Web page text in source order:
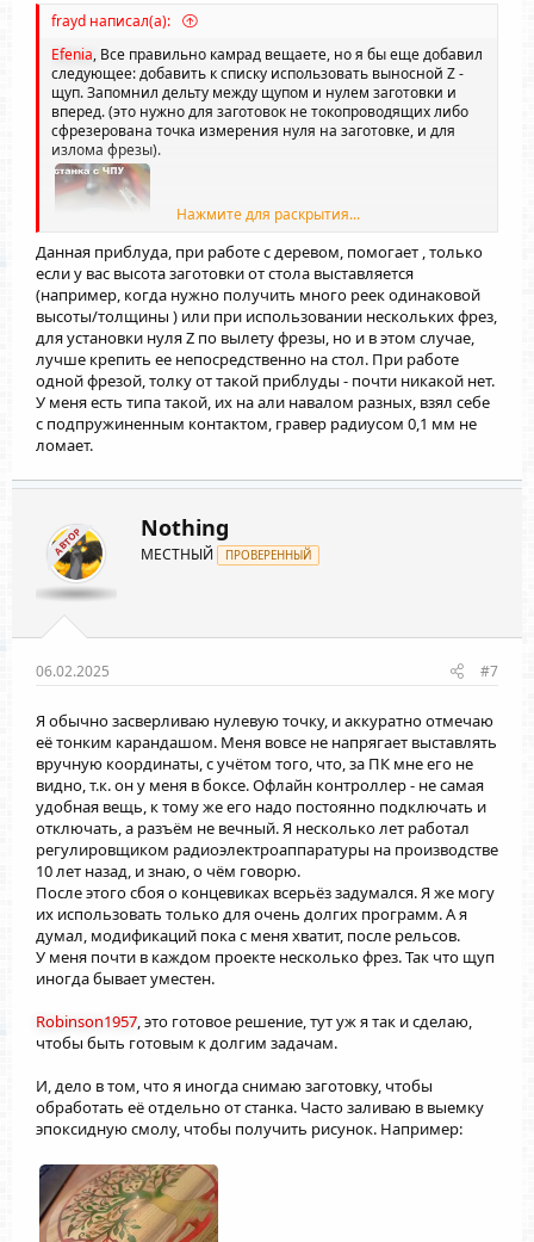
всегда паника от этого занятия, и сделал как понимал.
frayd написал(а):
Efenia, Все правильно камрад вещаете, но я бы еще добавил
следующее: добавить к списку использовать выносной Z -
щуп. Запомнил дельту между щупом и нулем заготовки и
вперед. (это нужно для заготовок не токопроводящих либо
сфрезерована точка измерения нуля на заготовке, и для
излома фрезы).
Нажмите для раскрытия...
Данная приблуда, при работе с деревом, помогает , только
если у вас высота заготовки от стола выставляется
(например, когда нужно получить много реек одинаковой
высоты/толщины ) или при использовании нескольких фрез,
для установки нуля Z по вылету фрезы, но и в этом случае,
лучше крепить ее непосредственно на стол. При работе
одной фрезой, толку от такой приблуды - почти никакой нет.
У меня есть типа такой, их на али навалом разных, взял себе
с подпружиненным контактом, гравер радиусом 0,1 мм не
ломает.
АВТОР Nothing
МЕСТНЫЙ ПРОВЕРЕННЫЙ
06.02.2025 #7
Я обычно засверливаю нулевую точку, и аккуратно отмечаю
её тонким карандашом. Меня вовсе не напрягает выставлять
вручную координаты, с учётом того, что, за ПК мне его не
видно, т.к. он у меня в боксе. Офлайн контроллер - не самая
удобная вещь, к тому же его надо постоянно подключать и
отключать, а разъём не вечный. Я несколько лет работал
регулировщиком радиоэлектроаппаратуры на производстве
10 лет назад, и знаю, о чём говорю.
После этого сбоя о концевиках всерьёз задумался. Я же могу
их использовать только для очень долгих программ. А я
думал, модификаций пока с меня хватит, после рельсов.
У меня почти в каждом проекте несколько фрез. Так что щуп
иногда бывает уместен.
Robinson1957, это готовое решение, тут уж я так и сделаю,
чтобы быть готовым к долгим задачам.
И, дело в том, что я иногда снимаю заготовку, чтобы
обработать её отдельно от станка. Часто заливаю в выемку
эпоксидную смолу, чтобы получить рисунок. Например: